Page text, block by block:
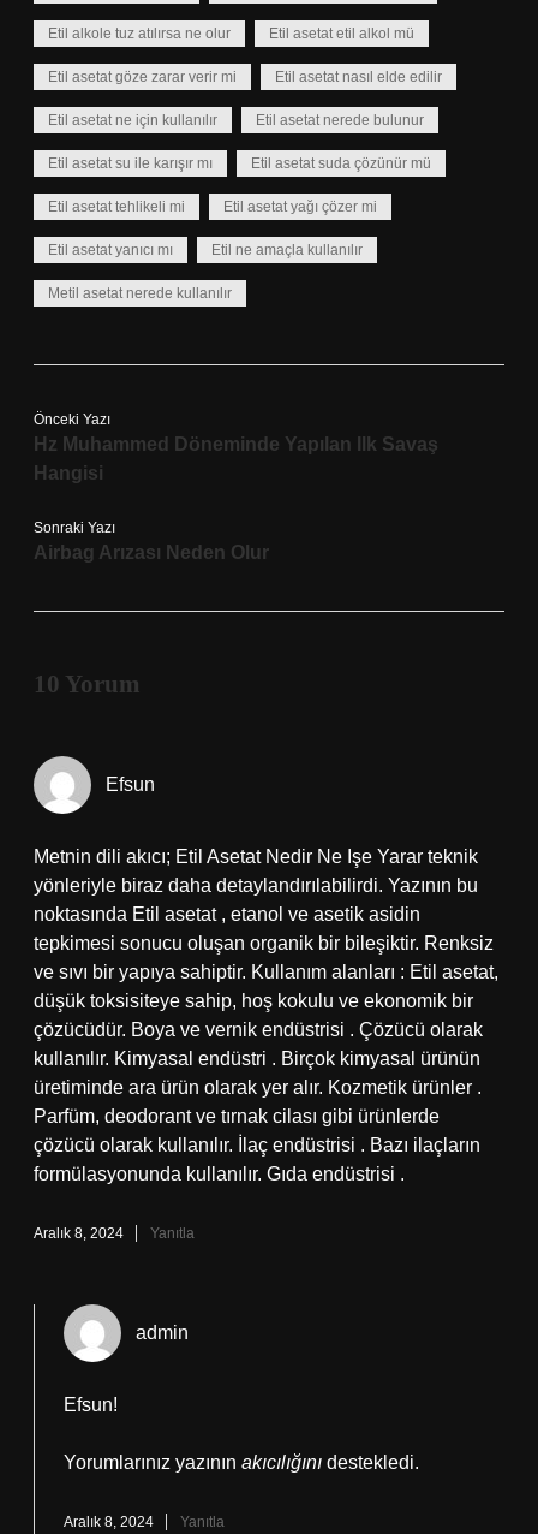
Etil alkole tuz atılırsa ne olur Etil asetat etil alkol mü
Etil asetat göze zarar verir mi Etil asetat nasıl elde edilir
Etil asetat ne için kullanılır Etil asetat nerede bulunur
Etil asetat su ile karışır mı Etil asetat suda çözünür mü
Etil asetat tehlikeli mi Etil asetat yağı çözer mi
Etil asetat yanıcı mı Etil ne amaçla kullanılır
Metil asetat nerede kullanılır
Önceki Yazı
Hz Muhammed Döneminde Yapılan Ilk Savaş
Hangisi
Sonraki Yazı
Airbag Arızası Neden Olur
10 Yorum
Efsun
Metnin dili akıcı; Etil Asetat Nedir Ne Işe Yarar teknik
yönleriyle biraz daha detaylandırılabilirdi. Yazının bu
noktasında Etil asetat , etanol ve asetik asidin
tepkimesi sonucu oluşan organik bir bileşiktir. Renksiz
ve sıvı bir yapıya sahiptir. Kullanım alanları : Etil asetat,
düşük toksisiteye sahip, hoş kokulu ve ekonomik bir
çözücüdür. Boya ve vernik endüstrisi . Çözücü olarak
kullanılır. Kimyasal endüstri . Birçok kimyasal ürünün
üretiminde ara ürün olarak yer alır. Kozmetik ürünler .
Parfüm, deodorant ve tırnak cilası gibi ürünlerde
çözücü olarak kullanılır. İlaç endüstrisi . Bazı ilaçların
formülasyonunda kullanılır. Gıda endüstrisi .
Aralık 8, 2024 Yanıtla
admin
Efsun!
Yorumlarınız yazının akıcılığını destekledi.
Aralık 8, 2024 Yanıtla